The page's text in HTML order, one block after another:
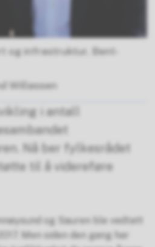
og infrastruktur, Bent-
Willassen
i antall
Nå ber fylkesrådet
til å videreføre
og Sauren ble vedtatt
Men siden den gang har